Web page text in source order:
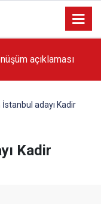
gerçekleştirilecek'
adayı Kadir
Kadir